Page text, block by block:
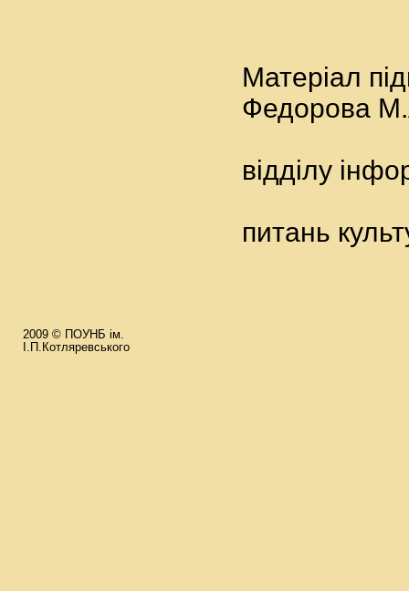
Федорова
відділу
питань
2009 © ПОУНБ ім.
І.П.Котляревського